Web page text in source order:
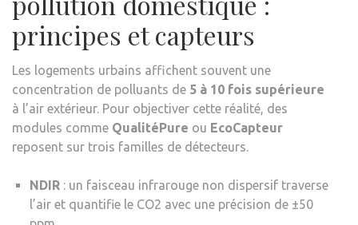
principes et capteurs
Les logements urbains affichent souvent une
concentration de polluants de 5 à 10 fois supérieure
à l’air extérieur. Pour objectiver cette réalité, des
modules comme QualitéPure ou EcoCapteur
reposent sur trois familles de détecteurs.
NDIR : un faisceau infrarouge non dispersif traverse
l’air et quantifie le CO2 avec une précision de ±50